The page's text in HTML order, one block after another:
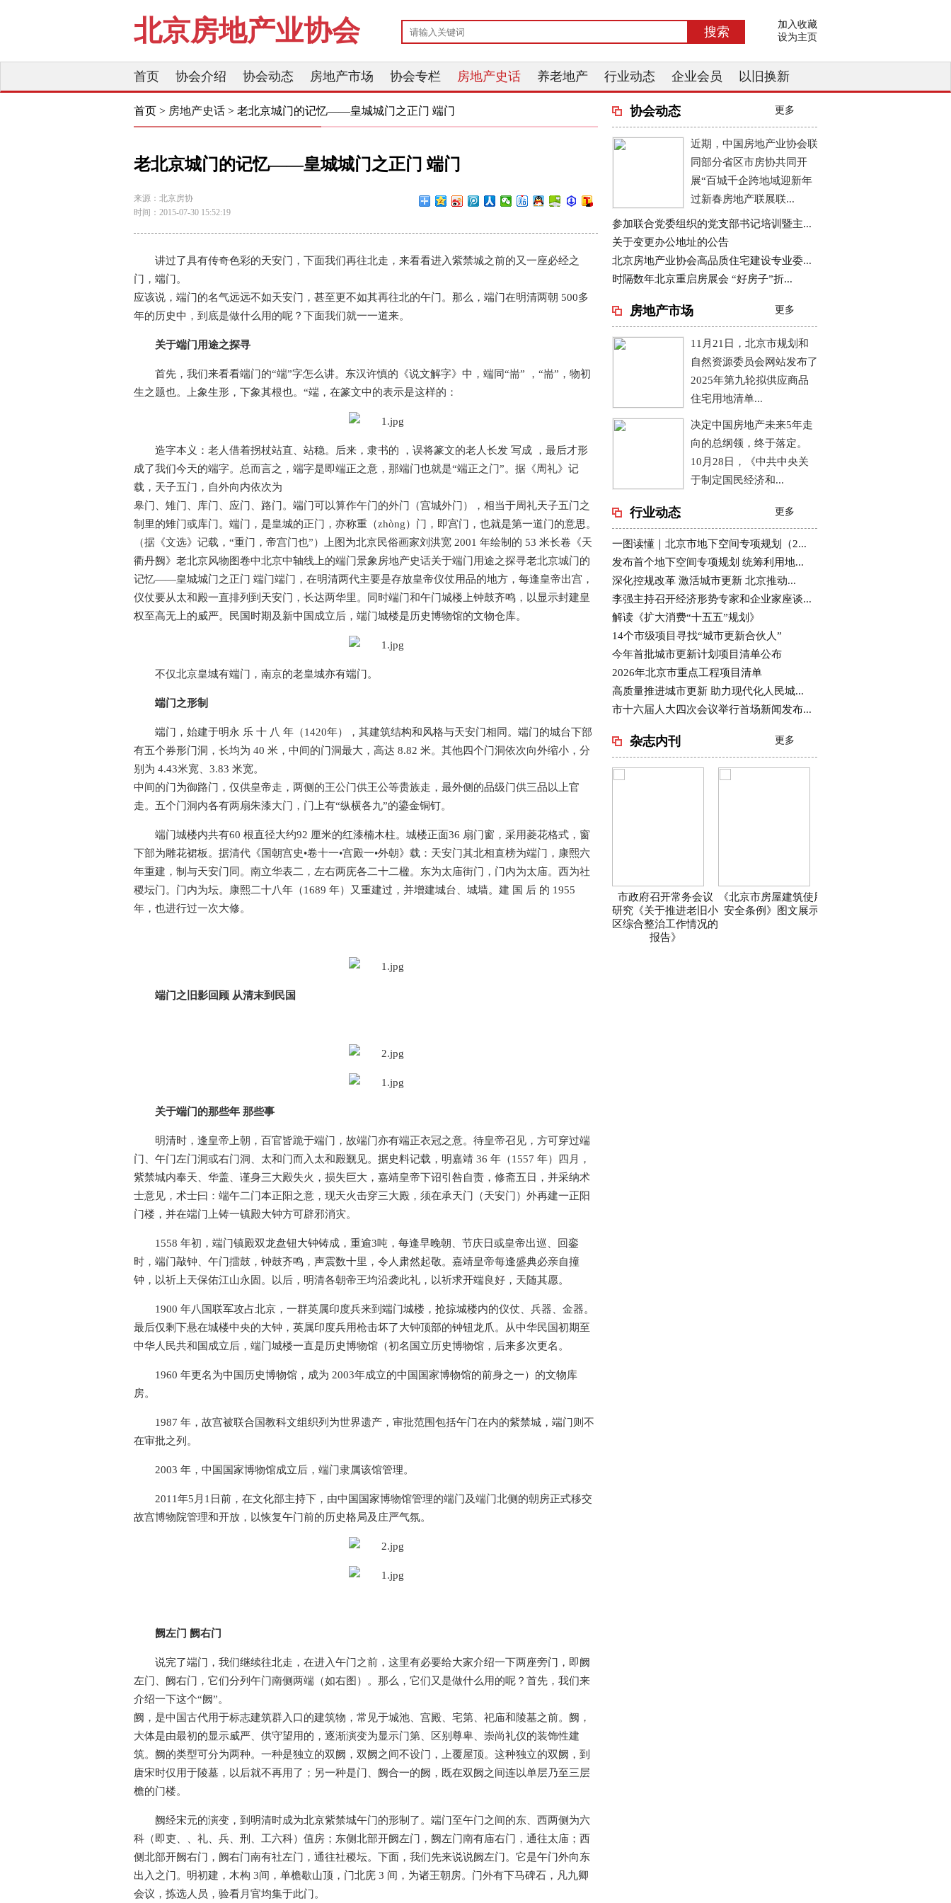
北京房地产业协会
加入收藏
设为主页
首页 协会介绍 协会动态 房地产市场 协会专栏 房地产史话 养老地产 行业动态 企业会员 以旧换新
首页 > 房地产史话 > 老北京城门的记忆——皇城城门之正门 端门
老北京城门的记忆——皇城城门之正门 端门
来源：北京房协
时间：2015-07-30 15:52:19
讲过了具有传奇色彩的天安门，下面我们再往北走，来看看进入紫禁城之前的又一座必经之
门，端门。
应该说，端门的名气远远不如天安门，甚至更不如其再往北的午门。那么，端门在明清两朝 500多
年的历史中，到底是做什么用的呢？下面我们就一一道来。
关于端门用途之探寻
首先，我们来看看端门的“端”字怎么讲。东汉许慎的《说文解字》中，端同“耑” ，“耑”，物初
生之题也。上象生形，下象其根也。“端，在篆文中的表示是这样的：
造字本义：老人借着拐杖站直、站稳。后来，隶书的 ，误将篆文的老人长发 写成 ，最后才形
成了我们今天的端字。总而言之，端字是即端正之意，那端门也就是“端正之门”。据《周礼》记
载，天子五门，自外向内依次为
皋门、雉门、库门、应门、路门。端门可以算作午门的外门（宫城外门），相当于周礼天子五门之
制里的雉门或库门。端门，是皇城的正门，亦称重（zhòng）门，即宫门，也就是第一道门的意思。
（据《文选》记载，“重门，帝宫门也”）上图为北京民俗画家刘洪宽 2001 年绘制的 53 米长卷《天
衢丹阙》老北京风物图卷中北京中轴线上的端门景象房地产史话关于端门用途之探寻老北京城门的
记忆——皇城城门之正门 端门端门，在明清两代主要是存放皇帝仪仗用品的地方，每逢皇帝出宫，
仪仗要从太和殿一直排列到天安门，长达两华里。同时端门和午门城楼上钟鼓齐鸣，以显示封建皇
权至高无上的威严。民国时期及新中国成立后，端门城楼是历史博物馆的文物仓库。
不仅北京皇城有端门，南京的老皇城亦有端门。
端门之形制
端门，始建于明永 乐 十 八 年（1420年），其建筑结构和风格与天安门相同。端门的城台下部
有五个券形门洞，长均为 40 米，中间的门洞最大，高达 8.82 米。其他四个门洞依次向外缩小，分
别为 4.43米宽、3.83 米宽。
中间的门为御路门，仅供皇帝走，两侧的王公门供王公等贵族走，最外侧的品级门供三品以上官
走。五个门洞内各有两扇朱漆大门，门上有“纵横各九”的鎏金铜钉。
端门城楼内共有60 根直径大约92 厘米的红漆楠木柱。城楼正面36 扇门窗，采用菱花格式，窗
下部为雕花裙板。据清代《国朝宫史•卷十一•宫殿一•外朝》载：天安门其北相直榜为端门，康熙六
年重建，制与天安门同。南立华表二，左右两庑各二十二楹。东为太庙街门，门内为太庙。西为社
稷坛门。门内为坛。康熙二十八年（1689 年）又重建过，并增建城台、城墙。建 国 后 的 1955
年，也进行过一次大修。
端门之旧影回顾 从清末到民国
关于端门的那些年 那些事
明清时，逢皇帝上朝，百官皆跪于端门，故端门亦有端正衣冠之意。待皇帝召见，方可穿过端
门、午门左门洞或右门洞、太和门而入太和殿觐见。据史料记载，明嘉靖 36 年（1557 年）四月，
紫禁城内奉天、华盖、谨身三大殿失火，损失巨大，嘉靖皇帝下诏引咎自责，修斋五日，并采纳术
士意见，术士曰：端午二门本正阳之意，现天火击穿三大殿，须在承天门（天安门）外再建一正阳
门楼，并在端门上铸一镇殿大钟方可辟邪消灾。
1558 年初，端门镇殿双龙盘钮大钟铸成，重逾3吨，每逢早晚朝、节庆日或皇帝出巡、回銮
时，端门敲钟、午门擂鼓，钟鼓齐鸣，声震数十里，令人肃然起敬。嘉靖皇帝每逢盛典必亲自撞
钟，以祈上天保佑江山永固。以后，明清各朝帝王均沿袭此礼，以祈求开端良好，天随其愿。
1900 年八国联军攻占北京，一群英属印度兵来到端门城楼，抢掠城楼内的仪仗、兵器、金器。
最后仅剩下悬在城楼中央的大钟，英属印度兵用枪击坏了大钟顶部的钟钮龙爪。从中华民国初期至
中华人民共和国成立后，端门城楼一直是历史博物馆（初名国立历史博物馆，后来多次更名。
1960 年更名为中国历史博物馆，成为 2003年成立的中国国家博物馆的前身之一）的文物库
房。
1987 年，故宫被联合国教科文组织列为世界遗产，审批范围包括午门在内的紫禁城，端门则不
在审批之列。
2003 年，中国国家博物馆成立后，端门隶属该馆管理。
2011年5月1日前，在文化部主持下，由中国国家博物馆管理的端门及端门北侧的朝房正式移交
故宫博物院管理和开放，以恢复午门前的历史格局及庄严气氛。
阙左门 阙右门
说完了端门，我们继续往北走，在进入午门之前，这里有必要给大家介绍一下两座旁门，即阙
左门、阙右门，它们分列午门南侧两端（如右图）。那么，它们又是做什么用的呢？首先，我们来
介绍一下这个“阙”。
阙，是中国古代用于标志建筑群入口的建筑物，常见于城池、宫殿、宅第、祀庙和陵墓之前。阙，
大体是由最初的显示威严、供守望用的，逐渐演变为显示门第、区别尊卑、崇尚礼仪的装饰性建
筑。阙的类型可分为两种。一种是独立的双阙，双阙之间不设门，上覆屋顶。这种独立的双阙，到
唐宋时仅用于陵墓，以后就不再用了；另一种是门、阙合一的阙，既在双阙之间连以单层乃至三层
檐的门楼。
阙经宋元的演变，到明清时成为北京紫禁城午门的形制了。端门至午门之间的东、西两侧为六
科（即吏、、礼、兵、刑、工六科）值房；东侧北部开阙左门，阙左门南有庙右门，通往太庙；西
侧北部开阙右门，阙右门南有社左门，通往社稷坛。下面，我们先来说说阙左门。它是午门外向东
出入之门。明初建，木构 3间，单檐歇山顶，门北庑 3 间，为诸王朝房。门外有下马碑石，凡九卿
会议，拣选人员，验看月官均集于此门。
协会动态 更多
近期，中国房地产业协会联
同部分省区市房协共同开
展“百城千企跨地域迎新年
过新春房地产联展联...
参加联合党委组织的党支部书记培训暨主...
关于变更办公地址的公告
北京房地产业协会高品质住宅建设专业委...
时隔数年北京重启房展会 “好房子”折...
房地产市场 更多
11月21日，北京市规划和
自然资源委员会网站发布了
2025年第九轮拟供应商品
住宅用地清单...
决定中国房地产未来5年走
向的总纲领，终于落定。
10月28日，《中共中央关
于制定国民经济和...
行业动态 更多
一图读懂｜北京市地下空间专项规划（2...
发布首个地下空间专项规划 统筹利用地...
深化控规改革 激活城市更新 北京推动...
李强主持召开经济形势专家和企业家座谈...
解读《扩大消费“十五五”规划》
14个市级项目寻找“城市更新合伙人”
今年首批城市更新计划项目清单公布
2026年北京市重点工程项目清单
高质量推进城市更新 助力现代化人民城...
市十六届人大四次会议举行首场新闻发布...
杂志内刊 更多
市政府召开常务会议
研究《关于推进老旧小
区综合整治工作情况的
报告》
《北京市房屋建筑使用
安全条例》图文展示